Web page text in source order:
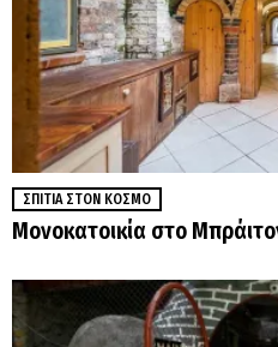
ΣΠΊΤΙΑ ΣΤΟΝ ΚΌΣΜΟ
Μονοκατοικία στο